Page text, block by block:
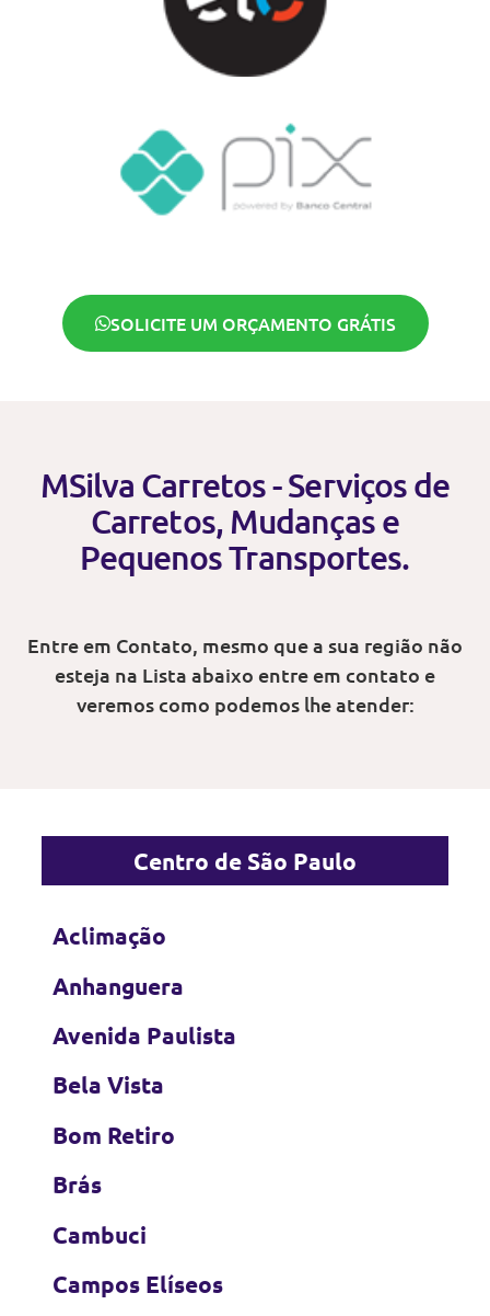
SOLICITE UM ORÇAMENTO GRÁTIS
MSilva Carretos - Serviços de
Carretos, Mudanças e
Pequenos Transportes.
Entre em Contato, mesmo que a sua região não
esteja na Lista abaixo entre em contato e
veremos como podemos lhe atender:
Centro de São Paulo
Aclimação
Anhanguera
Avenida Paulista
Bela Vista
Bom Retiro
Brás
Cambuci
Campos Elíseos